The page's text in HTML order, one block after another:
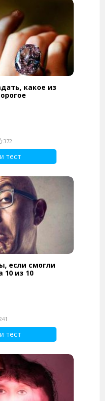
какое из
372
тест
если смогли
10 из 10
тест